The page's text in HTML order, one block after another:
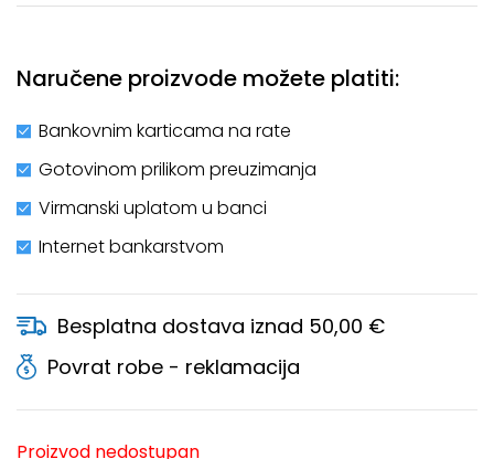
Naručene proizvode možete platiti:
Bankovnim karticama na rate
Gotovinom prilikom preuzimanja
Virmanski uplatom u banci
Internet bankarstvom
Besplatna dostava iznad 50,00 €
Povrat robe - reklamacija
Proizvod nedostupan